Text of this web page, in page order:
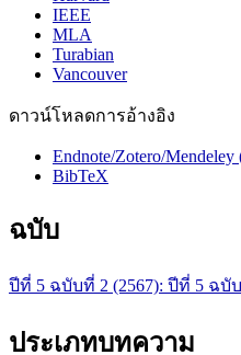
IEEE
MLA
Turabian
Vancouver
ดาวน์โหลดการอ้างอิง
Endnote/Zotero/Mendeley
BibTeX
ฉบับ
ปีที่ 5 ฉบับที่ 2 (2567): ปีที่ 5 ฉ
ประเภทบทความ